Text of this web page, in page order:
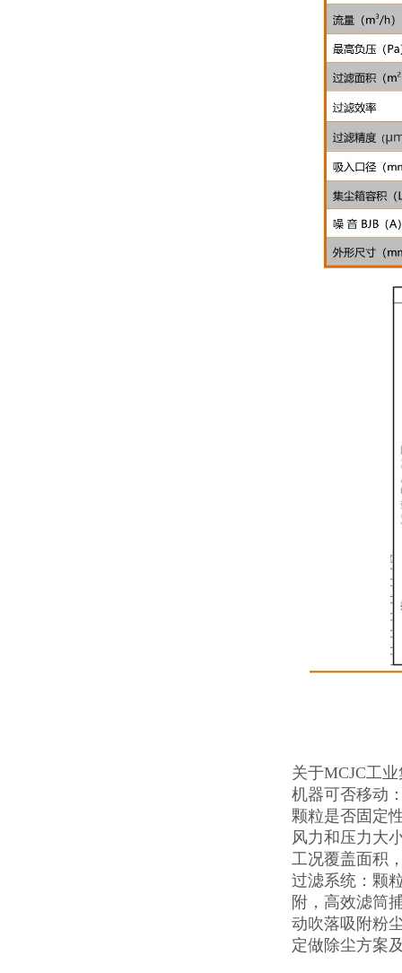
关于MCJC工
机器可否移动
颗粒是否固定
风力和压力大
工况覆盖面积
过滤系统：颗
附，高效滤筒
动吹落吸附粉
定做除尘方案